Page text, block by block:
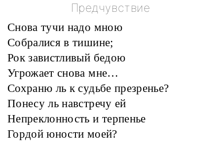
Предчувствие
Снова тучи надо мною
Собралися в тишине;
Рок завистливый бедою
Угрожает снова мне…
Сохраню ль к судьбе презренье?
Понесу ль навстречу ей
Непреклонность и терпенье
Гордой юности моей?